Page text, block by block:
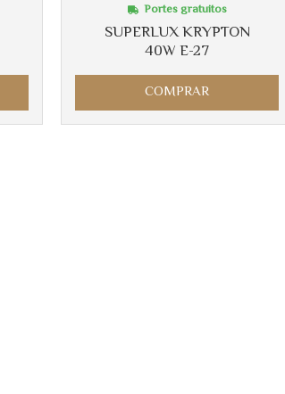
SUPERLUX KRYPTON
40W E-27
Portes gratuitos
COMPRAR